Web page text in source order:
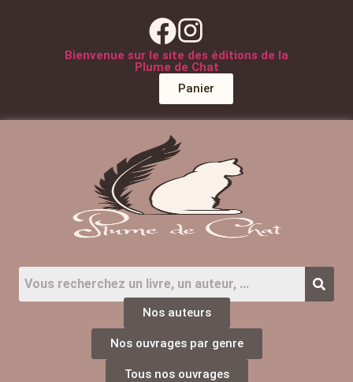
Bienvenue sur le site des éditions de la
Plume de Chat
Panier
Nos auteurs
Nos ouvrages par genre
Tous nos ouvrages